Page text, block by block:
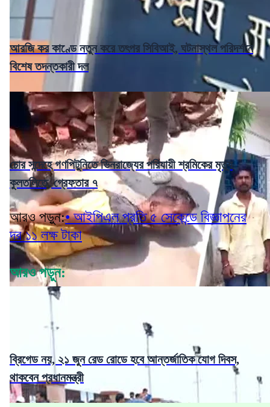
আরজি কর কাণ্ডে নতুন করে তৎপর সিবিআই, ঘটনাস্থল পরিদর্শনে
বিশেষ তদন্তকারী দল
চোর সন্দেহে গণপিটুনিতে ভিনরাজ্যের পরিযায়ী শ্রমিকের মৃত্যু
কুলতলিতে, গ্রেফতার ৭
আরও পড়ুন:• আইপিএল প্রতি ৫ সেকেন্ডে বিজ্ঞাপনের
দর ১১ লক্ষ টাকা
আরও পড়ুন:
ব্রিগেড নয়, ২১ জুন রেড রোডে হবে আন্তর্জাতিক যোগ দিবস,
থাকবেন প্রধানমন্ত্রী